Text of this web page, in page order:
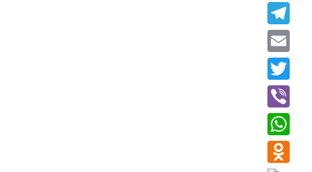
Telegram
Email
Twitter
Viber